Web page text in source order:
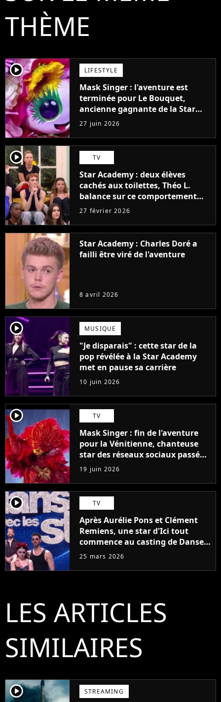
THÈME
player2 LIFESTYLE
Mask Singer : l'aventure est
terminée pour Le Bouquet,
ancienne gagnante de la Star
Academy
27 juin 2026
player2 TV
Star Academy : deux élèves
cachés aux toilettes, Théo L.
balance sur ce comportement
mystérieux qui a fait criser la
27 février 2026
Star Academy : Charles Doré a
failli être viré de l'aventure
8 avril 2026
player2 MUSIQUE
"Je disparais" : cette star de la
pop révélée à la Star Academy
met en pause sa carrière
10 juin 2026
player2 TV
Mask Singer : fin de l'aventure
pour la Vénitienne, chanteuse
star des réseaux sociaux passée
par The Voice
19 juin 2026
player2 TV
Après Aurélie Pons et Clément
Remiens, une star d'Ici tout
commence au casting de Danse
avec les stars 2027 ?
25 mars 2026
LES ARTICLES
SIMILAIRES
player2 STREAMING